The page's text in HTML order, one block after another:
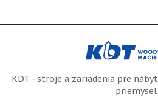
KDT - stroje a zariadenia pre
priemysel